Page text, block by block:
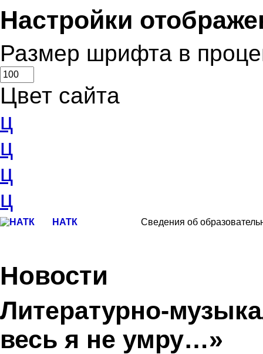
Настройки
Размер шрифта в
Цвет сайта
ц
ц
ц
ц
НАТК Сведения об
Новости
Литературно-
весь я не умру…»